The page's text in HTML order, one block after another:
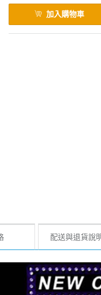
加入購物車
配送與退貨說